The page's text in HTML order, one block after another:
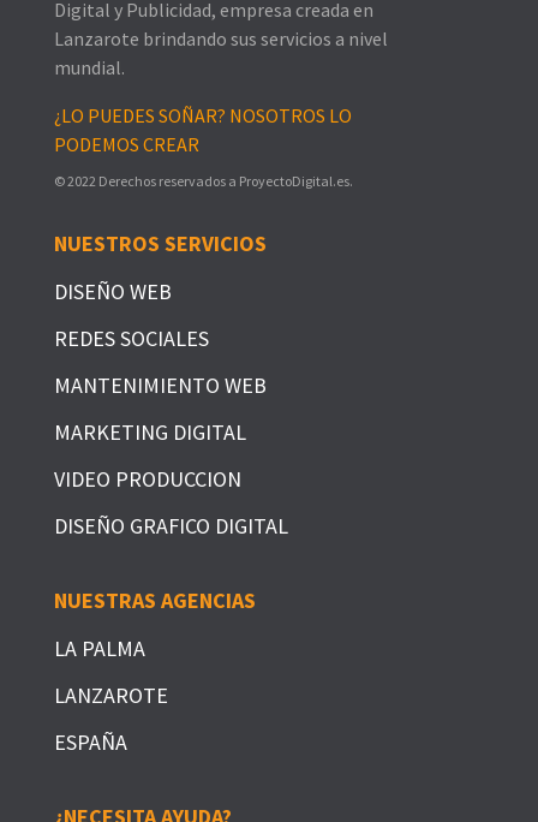
Digital y Publicidad, empresa creada en
Lanzarote brindando sus servicios a nivel
mundial.
¿LO PUEDES SOÑAR? NOSOTROS LO
PODEMOS CREAR
© 2022 Derechos reservados a ProyectoDigital.es.
NUESTROS SERVICIOS
DISEÑO WEB
REDES SOCIALES
MANTENIMIENTO WEB
MARKETING DIGITAL
VIDEO PRODUCCION
DISEÑO GRAFICO DIGITAL
NUESTRAS AGENCIAS
LA PALMA
LANZAROTE
ESPAÑA
¿NECESITA AYUDA?